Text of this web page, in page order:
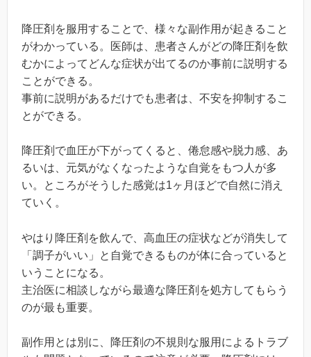
降圧剤を服用することで、様々な副作用が起きること
がわかっている。医師は、患者さんがどの降圧剤を飲
むかによってどんな症状が出てるのか事前に説明する
ことができる。
事前に説明があるだけでも患者は、不安を抑制するこ
とができる。
降圧剤で血圧が下がってくると、倦怠感や脱力感、あ
るいは、元気がなくなったような自覚をもつ人が多
い。ところがそうした感覚は1ヶ月ほどで自然に消え
ていく。
やはり降圧剤を飲んで、高血圧の症状などが消失して
「調子がいい」と自覚できるものが体に合っていると
いうことになる。
主治医に相談しながら最適な降圧剤を処方してもらう
のが最も重要。
副作用とは別に、降圧剤の不規則な服用によるトラブ